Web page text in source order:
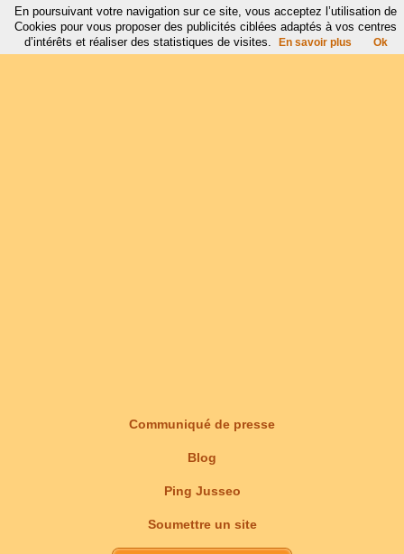
Communiqué de presse
Blog
Ping Jusseo
Soumettre un site
En poursuivant votre navigation sur ce site, vous acceptez l’utilisation de
Cookies pour vous proposer des publicités ciblées adaptés à vos centres
d’intérêts et réaliser des statistiques de visites.
En savoir plus Ok